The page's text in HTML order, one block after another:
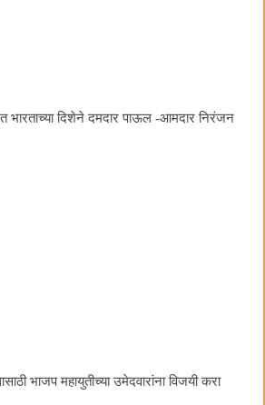
भारताच्या दिशेने दमदार पाऊल -आमदार निरंजन
भाजप महायुतीच्या उमेदवारांना विजयी करा